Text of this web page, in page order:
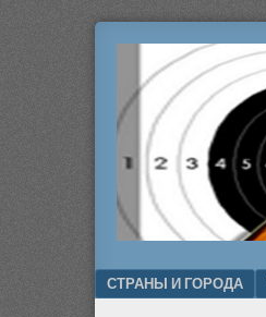
БЛОГ
СТОП
фотографии,
природа,
история
Menu
SKIP TO CONTENT
СТРАНЫ И ГОРОДА